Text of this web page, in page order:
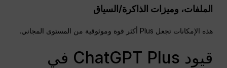
الملفات، وميزات الذاكرة/السياق
هذه الإمكانات تجعل Plus أكثر قوة وموثوقية من المستوى المجاني.
قيود ChatGPT Plus في